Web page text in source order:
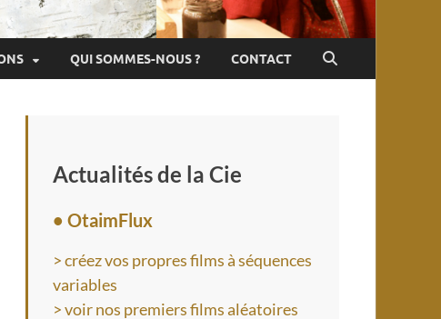
QUI SOMMES-NOUS ? CONTACT
Actualités de la Cie
• OtaimFlux
> créez vos propres films à séquences
variables
> voir nos premiers films aléatoires